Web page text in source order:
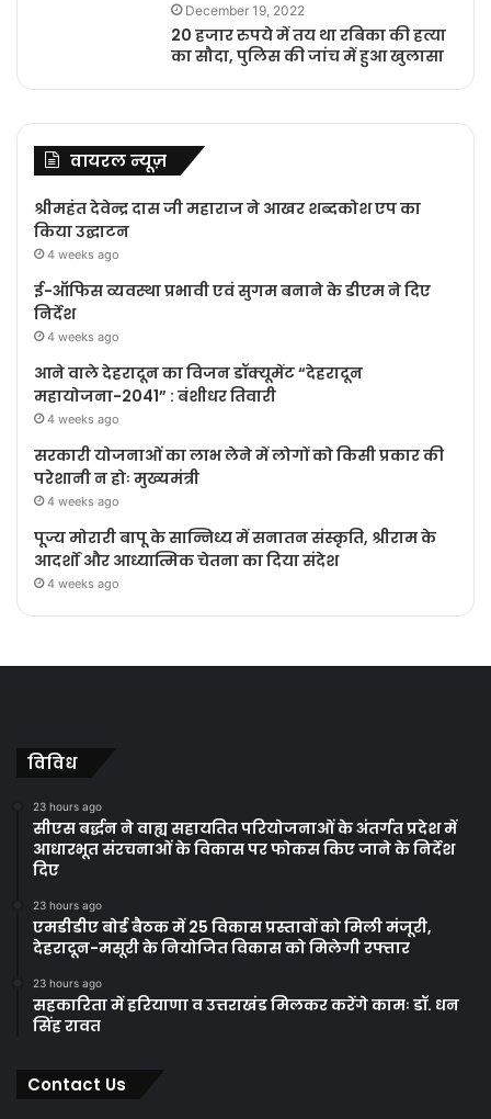
December 19, 2022
20 हजार रुपये में तय था रबिका की हत्या
का सौदा, पुलिस की जांच में हुआ खुलासा
वायरल न्यूज़
श्रीमहंत देवेन्द्र दास जी महाराज ने आखर शब्दकोश एप का
किया उद्घाटन
4 weeks ago
ई-ऑफिस व्यवस्था प्रभावी एवं सुगम बनाने के डीएम ने दिए
निर्देश
4 weeks ago
आने वाले देहरादून का विजन डॉक्यूमेंट “देहरादून
महायोजना-2041” : बंशीधर तिवारी
4 weeks ago
सरकारी योजनाओं का लाभ लेने में लोगों को किसी प्रकार की
परेशानी न होः मुख्यमंत्री
4 weeks ago
पूज्य मोरारी बापू के सान्निध्य में सनातन संस्कृति, श्रीराम के
आदर्शों और आध्यात्मिक चेतना का दिया संदेश
4 weeks ago
विविध
23 hours ago
सीएस बर्द्धन ने वाह्य सहायतित परियोजनाओं के अंतर्गत प्रदेश में
आधारभूत संरचनाओं के विकास पर फोकस किए जाने के निर्देश
दिए
23 hours ago
एमडीडीए बोर्ड बैठक में 25 विकास प्रस्तावों को मिली मंजूरी,
देहरादून-मसूरी के नियोजित विकास को मिलेगी रफ्तार
23 hours ago
सहकारिता में हरियाणा व उत्तराखंड मिलकर करेंगे कामः डॉ. धन
सिंह रावत
Contact Us